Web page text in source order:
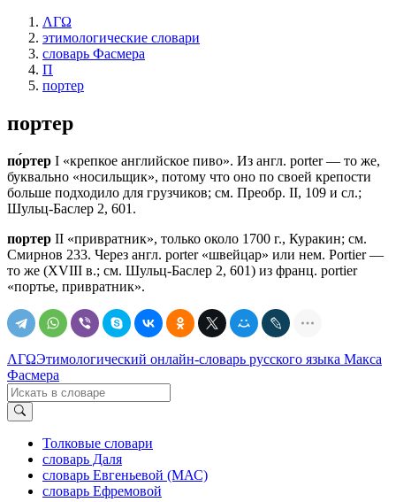
ΛΓΩ
этимологические словари
словарь Фасмера
П
портер
портер
по́ртер I «крепкое английское пиво». Из англ. роrtеr — то же,
буквально «носильщик», потому что оно по своей крепости
больше подходило для грузчиков; см. Преобр. II, 109 и сл.;
Шульц-Баслер 2, 601.
портер II «привратник», только около 1700 г., Куракин; см.
Смирнов 233. Через англ. роrtеr «швейцар» или нем. Роrtiеr —
то же (XVIII в.; см. Шульц-Баслер 2, 601) из франц. роrtiеr
«портье, привратник».
ΛΓΩЭтимологический онлайн-словарь русского языка Макса
Фасмера
Толковые словари
словарь Даля
словарь Евгеньевой (МАС)
словарь Ефремовой